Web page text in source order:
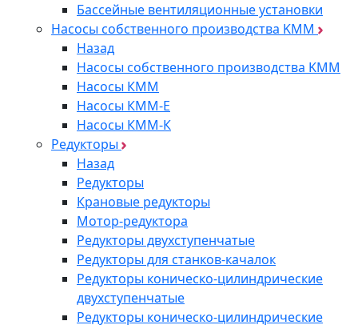
Бассейные вентиляционные установки
Насосы собственного производства KMM
Назад
Насосы собственного производства KMM
Насосы КММ
Насосы КММ-Е
Насосы КММ-К
Редукторы
Назад
Редукторы
Крановые редукторы
Мотор-редуктора
Редукторы двухступенчатые
Редукторы для станков-качалок
Редукторы коническо-цилиндрические
двухступенчатые
Редукторы коническо-цилиндрические